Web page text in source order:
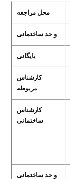
محل مراجعه
واحد ساختمانی
بایگانی
کارشناس
مربوطه
کارشناس
ساختمانی
واحد ساختمانی